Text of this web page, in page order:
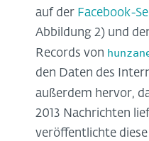
auf der Facebook-
Abbildung 2) und
Records von
den Daten des
außerdem hervor,
2013 Nachrichten
veröffentlichte